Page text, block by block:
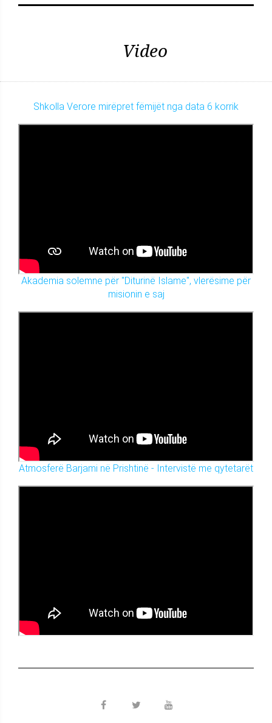
Video
Shkolla Verore mirëpret fëmijët nga data 6 korrik
Akademia solemne për "Diturinë Islame", vlerësime për
misionin e saj
Atmosferë Barjami në Prishtinë - Intervistë me qytetarët